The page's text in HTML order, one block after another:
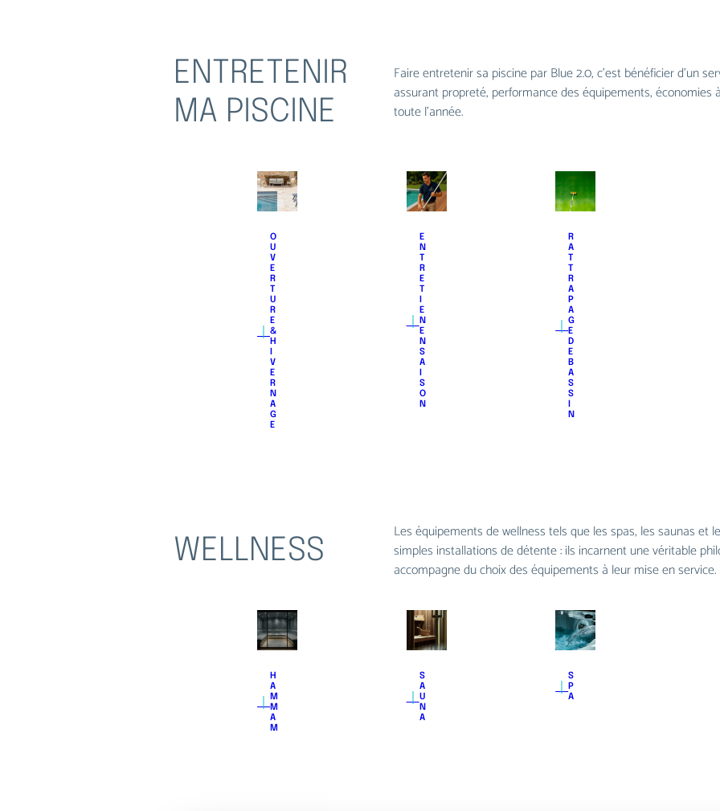
ENTRETENIR
MA PISCINE
Faire entretenir sa piscine par Blue 2.0, c’est bénéﬁcier d’un
assurant propreté, performance des équipements, économies
toute l’année.
｜
O
U
V
E
R
U
R
E
&
H
V
E
R
N
A
G
E
｜
E
N
R
E
E
N
E
N
S
A
S
O
N
｜
R
A
R
A
P
A
G
E
D
E
B
A
S
S
N
WELLNESS
Les équipements de wellness tels que les spas, les saunas et
simples installations de détente : ils incarnent une véritable
accompagne du choix des équipements à leur mise en service.
｜
H
A
M
M
A
M
｜
S
A
U
N
A
｜S
P
A